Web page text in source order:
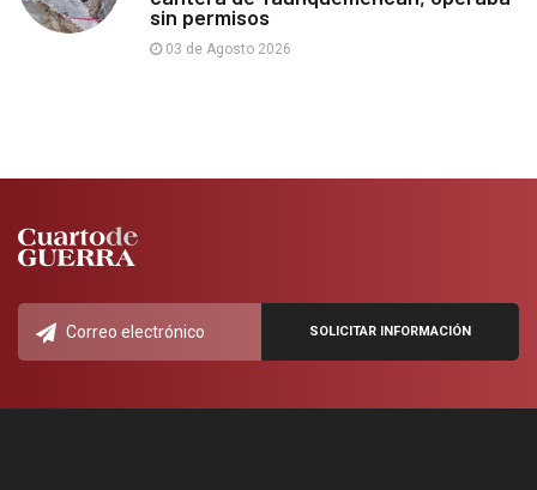
sin permisos
03 de Agosto 2026